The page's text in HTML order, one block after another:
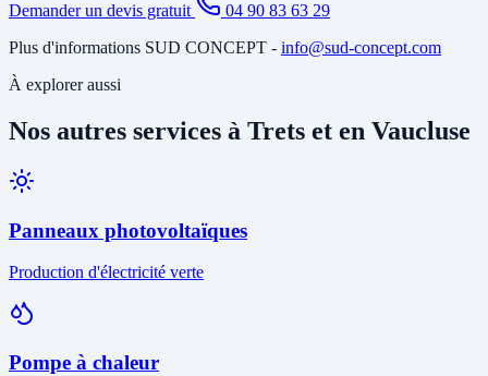
Demander un devis gratuit
04 90 83 63 29
Plus d'informations SUD CONCEPT - info@sud-concept.com
À explorer aussi
Nos autres services à Trets et en Vaucluse
Panneaux photovoltaïques
Production d'électricité verte
Pompe à chaleur